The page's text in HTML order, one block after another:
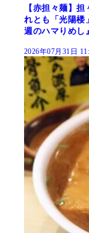
【赤担々麺】
れとも「光陽楼
週のハマりめし
2026年07月31日